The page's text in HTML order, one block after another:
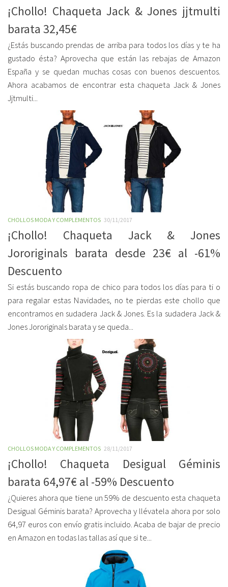
¡Chollo! Chaqueta Jack & Jones jjtmulti
barata 32,45€
¿Estás buscando prendas de arriba para todos los días y te ha
gustado ésta? Aprovecha que están las rebajas de Amazon
España y se quedan muchas cosas con buenos descuentos.
Ahora acabamos de encontrar esta chaqueta Jack & Jones
Jjtmulti...
CHOLLOS MODA Y COMPLEMENTOS 30/11/2017
¡Chollo! Chaqueta Jack & Jones
Jororiginals barata desde 23€ al -61%
Descuento
Si estás buscando ropa de chico para todos los días para ti o
para regalar estas Navidades, no te pierdas este chollo que
encontramos en sudadera Jack & Jones. Es la sudadera Jack &
Jones Jororiginals barata y se queda...
CHOLLOS MODA Y COMPLEMENTOS 28/11/2017
¡Chollo! Chaqueta Desigual Géminis
barata 64,97€ al -59% Descuento
¿Quieres ahora que tiene un 59% de descuento esta chaqueta
Desigual Géminis barata? Aprovecha y llévatela ahora por solo
64,97 euros con envío gratis incluido. Acaba de bajar de precio
en Amazon en todas las tallas así que si te...